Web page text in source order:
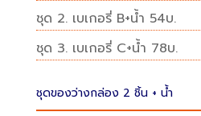
ชุด 2. เบเกอรี่ B+น้ำ 54บ.
ชุด 3. เบเกอรี่ C+น้ำ 78บ.
ชุดของว่างกล่อง 2 ชิ้น + น้ำ